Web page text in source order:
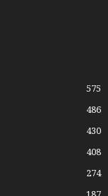
575
486
430
408
274